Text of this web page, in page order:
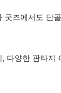
즈에서도 단
다양한 판타지